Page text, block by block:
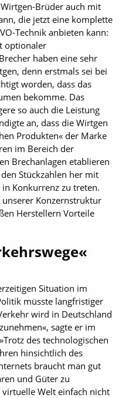
Brüder auch mit
die jetzt eine komplette
Technik anbieten kann:
optionaler
haben eine sehr
denn erstmals sei bei
worden, dass das
bekomme. Das
so auch die Leistung
an, dass die Wirtgen
Produkten« der Marke
im Bereich der
Brechanlagen etablieren
Stückzahlen her mit
Konkurrenz zu treten.
Konzernstruktur
Herstellern Vorteile
Situation im
müsste langfristiger
wird in Deutschland
sagte er im
des technologischen
hinsichtlich des
braucht man gut
und Güter zu
Welt einfach nicht